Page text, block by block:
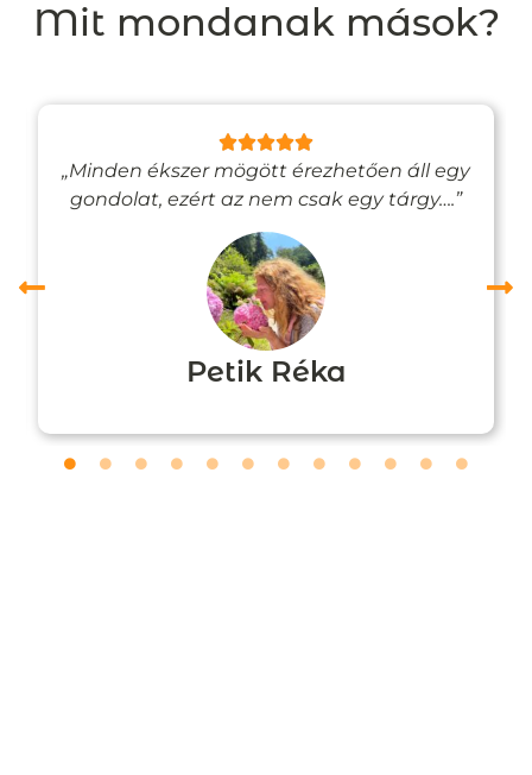
Mit mondanak mások?
„Minden ékszer mögött érezhetően áll egy
gondolat, ezért az nem csak egy tárgy….”
Petik Réka